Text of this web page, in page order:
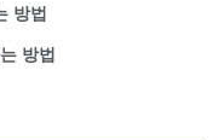
방법
방법